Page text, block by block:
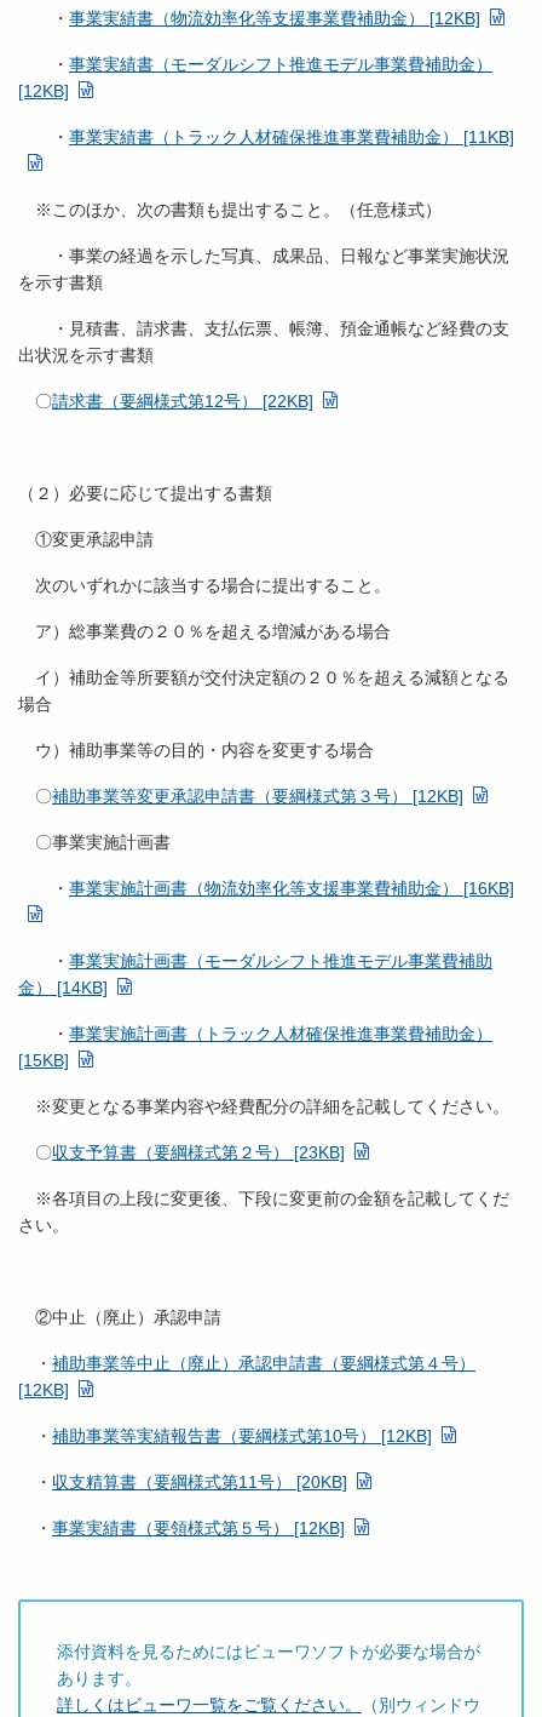
・ 事業実績書（物流効率化等支援事業費補助金） [12KB]
・ 事業実績書（モーダルシフト推進モデル事業費補助金）
[12KB]
・ 事業実績書（トラック人材確保推進事業費補助金） [11KB]
※このほか、次の書類も提出すること。（任意様式）
・事業の経過を示した写真、成果品、日報など事業実施状況
を示す書類
・見積書、請求書、支払伝票、帳簿、預金通帳など経費の支
出状況を示す書類
〇請求書（要綱様式第12号） [22KB]
（２）必要に応じて提出する書類
①変更承認申請
次のいずれかに該当する場合に提出すること。
ア）総事業費の２０％を超える増減がある場合
イ）補助金等所要額が交付決定額の２０％を超える減額となる
場合
ウ）補助事業等の目的・内容を変更する場合
〇補助事業等変更承認申請書（要綱様式第３号） [12KB]
〇事業実施計画書
・ 事業実施計画書（物流効率化等支援事業費補助金） [16KB]
・ 事業実施計画書（モーダルシフト推進モデル事業費補助
金） [14KB]
・ 事業実施計画書（トラック人材確保推進事業費補助金）
[15KB]
※変更となる事業内容や経費配分の詳細を記載してください。
〇収支予算書（要綱様式第２号） [23KB]
※各項目の上段に変更後、下段に変更前の金額を記載してくだ
さい。
②中止（廃止）承認申請
・ 補助事業等中止（廃止）承認申請書（要綱様式第４号）
[12KB]
・ 補助事業等実績報告書（要綱様式第10号） [12KB]
・ 収支精算書（要綱様式第11号） [20KB]
・ 事業実績書（要領様式第５号） [12KB]
添付資料を見るためにはビューワソフトが必要な場合が
あります。
詳しくはビューワ一覧をご覧ください。
（別ウィンドウ